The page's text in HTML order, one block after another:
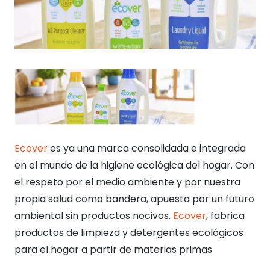
Ecoveres ya una marca consolidada e integrada
en el mundo de la higiene ecológica del hogar. Con
el respeto por el medio ambiente y por nuestra
propia salud como bandera, apuesta por un futuro
ambiental sin productos nocivos. Ecover, fabrica
productos de limpieza y detergentes ecológicos
para el hogar a partir de materias primas